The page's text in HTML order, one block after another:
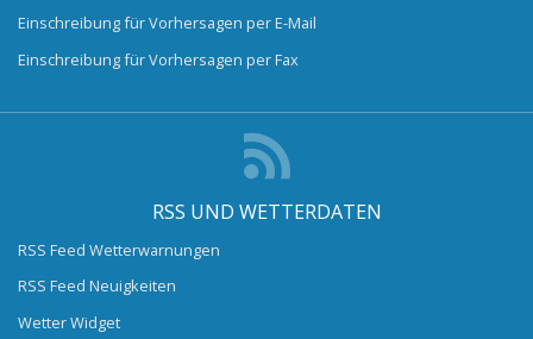
Einschreibung für Vorhersagen per E-Mail
Einschreibung für Vorhersagen per Fax
RSS UND WETTERDATEN
RSS Feed Wetterwarnungen
RSS Feed Neuigkeiten
Wetter Widget